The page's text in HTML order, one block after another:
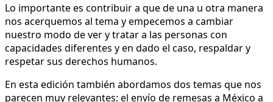
Lo importante es contribuir a que de una u otra manera
nos acerquemos al tema y empecemos a cambiar
nuestro modo de ver y tratar a las personas con
capacidades diferentes y en dado el caso, respaldar y
respetar sus derechos humanos.
En esta edición también abordamos dos temas que nos
parecen muy relevantes: el envío de remesas a México a